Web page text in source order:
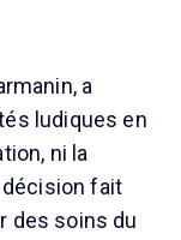
a
ludiques en
ni la
décision fait
des soins du